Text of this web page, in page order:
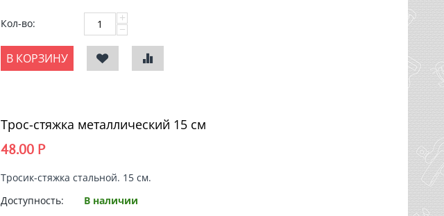
Кол-во: +
−
В КОРЗИНУ
Трос-стяжка металлический 15 см
48.00 Р
Тросик-стяжка стальной. 15 см.
Доступность:
В наличии